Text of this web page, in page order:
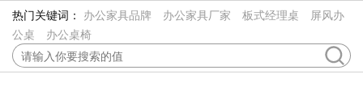
热门关键词： 办公家具品牌 办公家具厂家 板式经理桌
屏风办
公桌
办公桌椅